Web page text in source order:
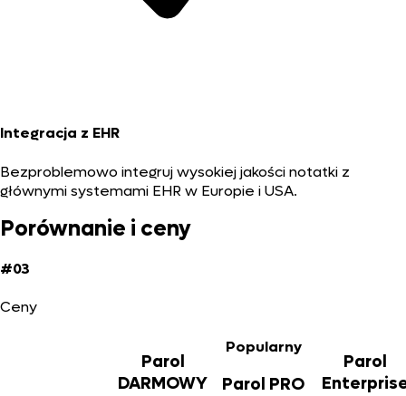
Integracja z EHR
Bezproblemowo integruj wysokiej jakości notatki z
głównymi systemami EHR w Europie i USA.
Porównanie i ceny
#03
Ceny
Parol
DARMOWY
Popularny
Parol PRO
Parol